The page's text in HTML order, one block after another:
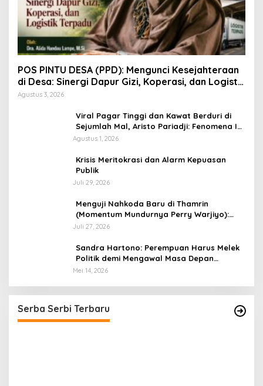
POS PINTU DESA (PPD): Mengunci Kesejahteraan
di Desa: Sinergi Dapur Gizi, Koperasi, dan Logistik
Terpadu
Agustus 3, 2026
Viral Pagar Tinggi dan Kawat Berduri di
Sejumlah Mal, Aristo Pariadji: Fenomena Ini
Cerminan Pentingnya Membangun
Agustus 1, 2026
​Krisis Meritokrasi dan Alarm Kepuasan
Publik
Juli 29, 2026
​Menguji Nahkoda Baru di Thamrin
(Momentum Mundurnya Perry Warjiyo):
Sinergi Kebijakan Moneter-Fiskal di Era
Juli 27, 2026
Sandra Hartono: Perempuan Harus Melek
Politik demi Mengawal Masa Depan
Bangsa
Mei 14, 2026
Serba Serbi Terbaru
Bakal Digelar di HUT RI Ke-81, Seluruh Aras
Gereja Bersatu Doakan Indonesia
Di Serba Serbi | Juli 21, 2026